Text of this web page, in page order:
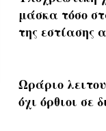
μάσκα τόσο
της εστίασης
Ωράριο
όχι όρθιοι σε